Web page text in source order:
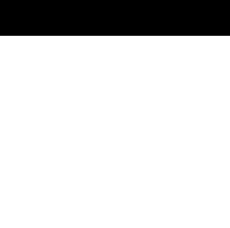
navigation
content